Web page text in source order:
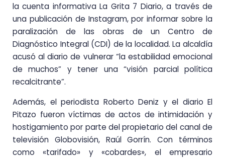
la cuenta informativa La Grita 7 Diario, a través de
una publicación de Instagram, por informar sobre la
paralización de las obras de un Centro de
Diagnóstico Integral (CDI) de la localidad. La alcaldía
acusó al diario de vulnerar “la estabilidad emocional
de muchos” y tener una “visión parcial política
recalcitrante”.
Además, el periodista Roberto Deniz y el diario El
Pitazo fueron víctimas de actos de intimidación y
hostigamiento por parte del propietario del canal de
televisión Globovisión, Raúl Gorrín. Con términos
como «tarifado» y «cobardes», el empresario